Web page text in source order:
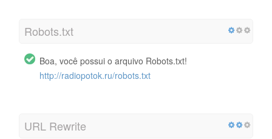
Robots.txt
Boa, você possui o arquivo Robots.txt!
http://radiopotok.ru/robots.txt
URL Rewrite